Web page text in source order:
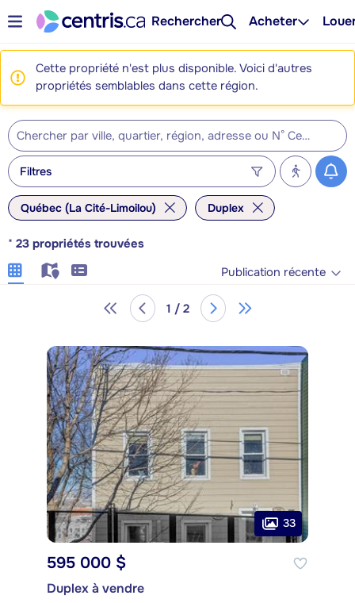
Rechercher Acheter
Cette propriété n'est plus disponible. Voici d'autres
propriétés semblables dans cette région.
Filtres
Québec (La Cité-Limoilou) Duplex
* 23 propriétés trouvées
Publication récente
1 / 2
33
595 000 $
Duplex à vendre